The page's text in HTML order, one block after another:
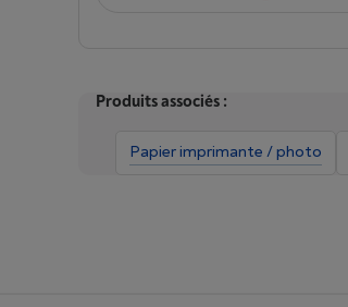
Produits associés :
Papier imprimante / photo